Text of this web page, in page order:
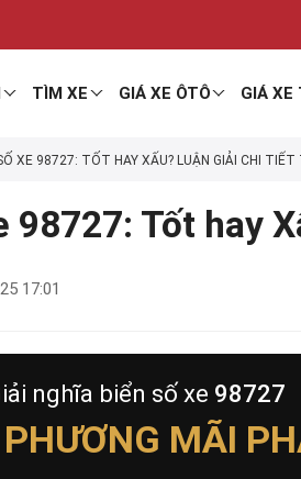
TÌM XE GIÁ XE ÔTÔ GIÁ XE
XE 98727: TỐT HAY XẤU? LUẬN GIẢI CHI TIẾT
98727: Tốt hay
17:01
nghĩa biển số xe 98727
MÃI